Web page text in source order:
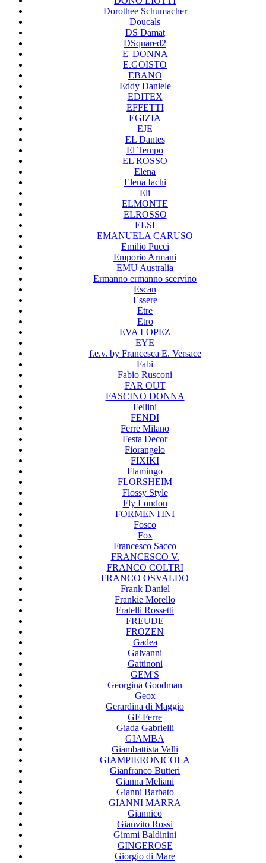
Dorothee Schumacher
Doucals
DS Damat
DSquared2
E' DONNA
E.GOISTO
EBANO
Eddy Daniele
EDITEX
EFFETTI
EGIZIA
EJE
EL Dantes
El Tempo
EL'ROSSO
Elena
Elena Iachi
Eli
ELMONTE
ELROSSO
ELSI
EMANUELA CARUSO
Emilio Pucci
Emporio Armani
EMU Australia
Ermanno ermanno scervino
Escan
Essere
Etre
Etro
EVA LOPEZ
EYE
f.e.v. by Francesca E. Versace
Fabi
Fabio Rusconi
FAR OUT
FASCINO DONNA
Fellini
FENDI
Ferre Milano
Festa Decor
Fiorangelo
FIXIKI
Flamingo
FLORSHEIM
Flossy Style
Fly London
FORMENTINI
Fosco
Fox
Francesco Sacco
FRANCESCO V.
FRANCO COLTRI
FRANCO OSVALDO
Frank Daniel
Frankie Morello
Fratelli Rossetti
FREUDE
FROZEN
Gadea
Galvanni
Gattinoni
GEM'S
Georgina Goodman
Geox
Gerardina di Maggio
GF Ferre
Giada Gabrielli
GIAMBA
Giambattista Valli
GIAMPIERONICOLA
Gianfranco Butteri
Gianna Meliani
Gianni Barbato
GIANNI MARRA
Giannico
Gianvito Rossi
Gimmi Baldinini
GINGEROSE
Giorgio di Mare